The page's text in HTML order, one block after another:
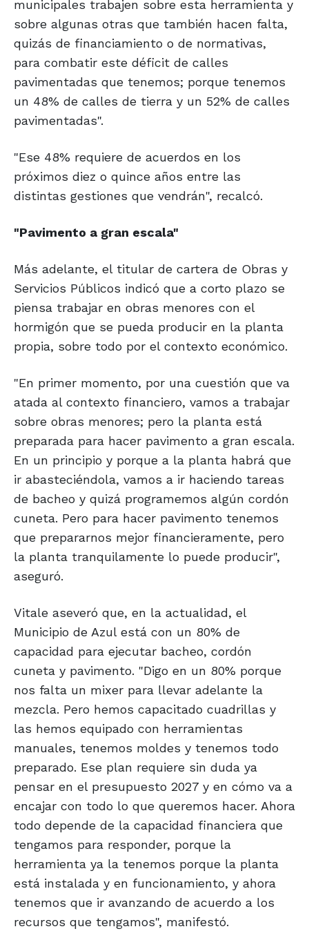
municipales trabajen sobre esta herramienta y
sobre algunas otras que también hacen falta,
quizás de financiamiento o de normativas,
para combatir este déficit de calles
pavimentadas que tenemos; porque tenemos
un 48% de calles de tierra y un 52% de calles
pavimentadas".
"Ese 48% requiere de acuerdos en los
próximos diez o quince años entre las
distintas gestiones que vendrán", recalcó.
"Pavimento a gran escala"
Más adelante, el titular de cartera de Obras y
Servicios Públicos indicó que a corto plazo se
piensa trabajar en obras menores con el
hormigón que se pueda producir en la planta
propia, sobre todo por el contexto económico.
"En primer momento, por una cuestión que va
atada al contexto financiero, vamos a trabajar
sobre obras menores; pero la planta está
preparada para hacer pavimento a gran escala.
En un principio y porque a la planta habrá que
ir abasteciéndola, vamos a ir haciendo tareas
de bacheo y quizá programemos algún cordón
cuneta. Pero para hacer pavimento tenemos
que prepararnos mejor financieramente, pero
la planta tranquilamente lo puede producir",
aseguró.
Vitale aseveró que, en la actualidad, el
Municipio de Azul está con un 80% de
capacidad para ejecutar bacheo, cordón
cuneta y pavimento. "Digo en un 80% porque
nos falta un mixer para llevar adelante la
mezcla. Pero hemos capacitado cuadrillas y
las hemos equipado con herramientas
manuales, tenemos moldes y tenemos todo
preparado. Ese plan requiere sin duda ya
pensar en el presupuesto 2027 y en cómo va a
encajar con todo lo que queremos hacer. Ahora
todo depende de la capacidad financiera que
tengamos para responder, porque la
herramienta ya la tenemos porque la planta
está instalada y en funcionamiento, y ahora
tenemos que ir avanzando de acuerdo a los
recursos que tengamos", manifestó.